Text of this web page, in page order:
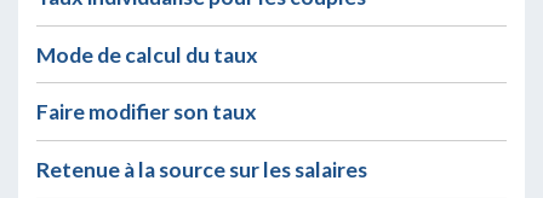
Mode de calcul du taux
Faire modifier son taux
Retenue à la source sur les salaires